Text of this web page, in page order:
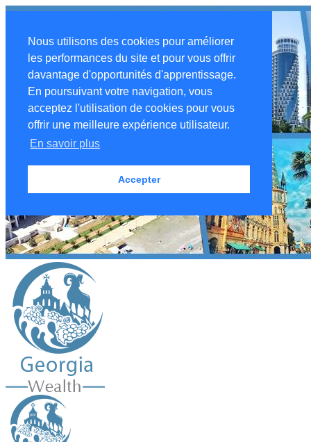
Nous utilisons des cookies pour améliorer
les performances du site et pour vous offrir
davantage d'opportunités d'apprentissage.
En poursuivant votre navigation, vous
acceptez l'utilisation de cookies pour vous
offrir une meilleure expérience utilisateur.
En savoir plus
Accepter